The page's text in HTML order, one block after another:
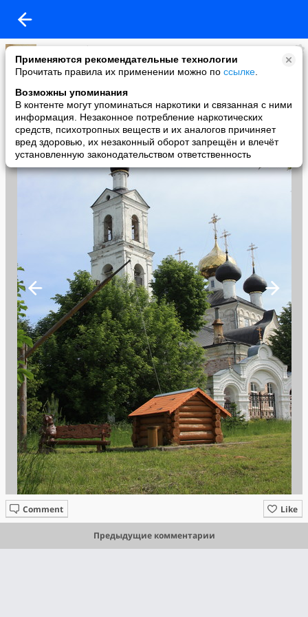
Применяются рекомендательные технологии
Прочитать правила их применении можно по ссылке
Возможны упоминания
В контенте могут упоминаться наркотики и связанная с ними
информация. Незаконное потребление наркотических
средств, психотропных веществ и их аналогов причиняет
вред здоровью, их незаконный оборот запрещён и влечёт
установленную законодательством ответственность
Костя Сдобников
added a photo
02 Jun в 18:32
Like
Comment
Предыдущие комментарии